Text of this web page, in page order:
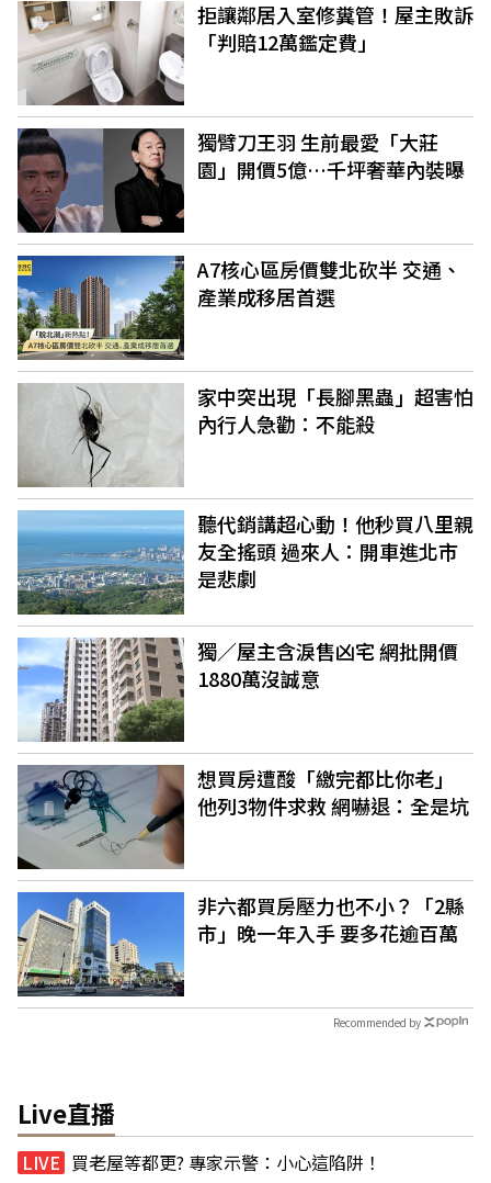
拒讓鄰居入室修糞管！屋主敗訴
「判賠12萬鑑定費」
獨臂刀王羽 生前最愛「大莊
園」開價5億…千坪奢華內裝曝
A7核心區房價雙北砍半 交通、
產業成移居首選
家中突出現「長腳黑蟲」超害怕
內行人急勸：不能殺
聽代銷講超心動！他秒買八里親
友全搖頭 過來人：開車進北市
是悲劇
獨／屋主含淚售凶宅 網批開價
1880萬沒誠意
想買房遭酸「繳完都比你老」
他列3物件求救 網嚇退：全是坑
非六都買房壓力也不小？「2縣
市」晚一年入手 要多花逾百萬
Recommended by
Live直播
買老屋等都更? 專家示警：小心這陷阱！